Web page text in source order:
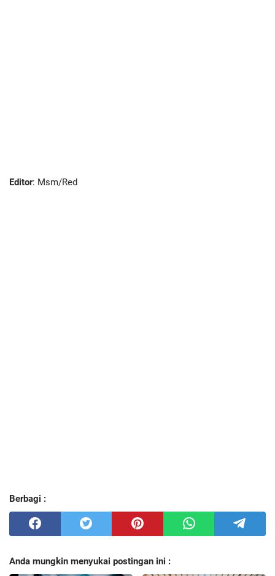
Editor: Msm/Red
Berbagi :
Anda mungkin menyukai postingan ini :